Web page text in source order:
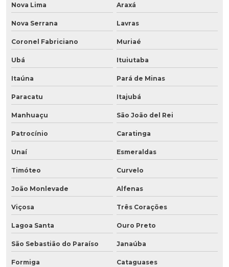
Nova Lima Araxá
Nova Serrana Lavras
Coronel Fabriciano Muriaé
Ubá Ituiutaba
Itaúna Pará de Minas
Paracatu Itajubá
Manhuaçu São João del Rei
Patrocínio Caratinga
Unaí Esmeraldas
Timóteo Curvelo
João Monlevade Alfenas
Viçosa Três Corações
Lagoa Santa Ouro Preto
São Sebastião do Paraíso Janaúba
Formiga Cataguases